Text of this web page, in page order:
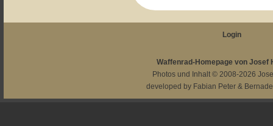
Login
Waffenrad-Homepage von Josef
Photos und Inhalt © 2008-2026
developed by Fabian Peter &